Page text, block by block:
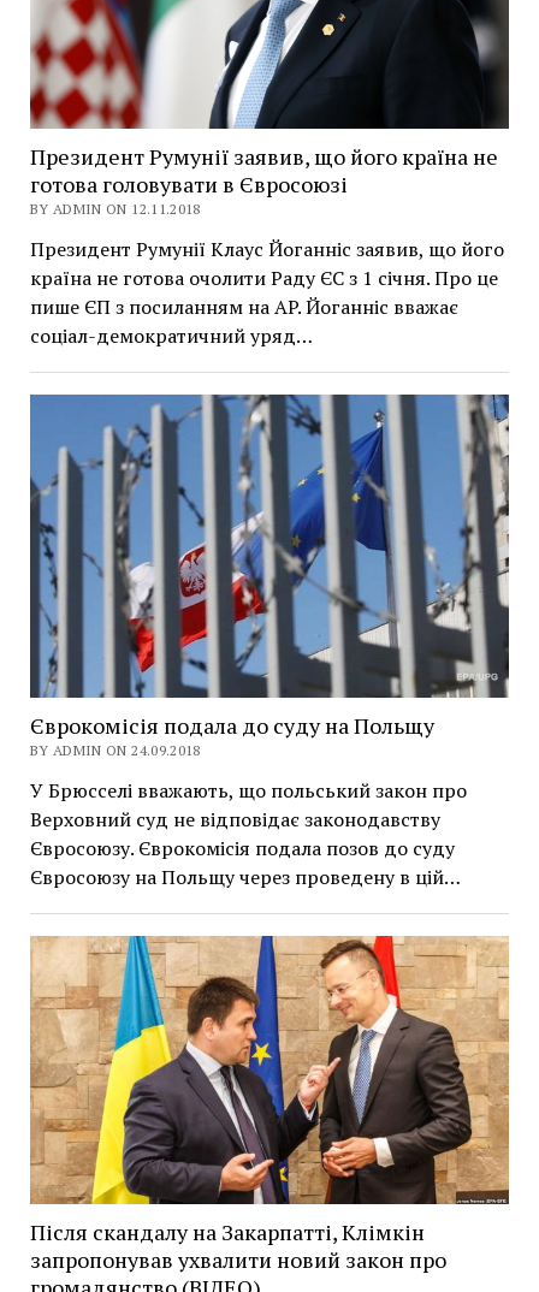
Президент Румунії заявив, що його країна не
готова головувати в Євросоюзі
BY ADMIN ON 12.11.2018
Президент Румунії Клаус Йоганніс заявив, що його
країна не готова очолити Раду ЄС з 1 січня. Про це
пише ЄП з посиланням на AP. Йоганніс вважає
соціал-демократичний уряд…
Єврокомісія подала до суду на Польщу
BY ADMIN ON 24.09.2018
У Брюсселі вважають, що польський закон про
Верховний суд не відповідає законодавству
Євросоюзу. Єврокомісія подала позов до суду
Євросоюзу на Польщу через проведену в цій…
Після скандалу на Закарпатті, Клімкін
запропонував ухвалити новий закон про